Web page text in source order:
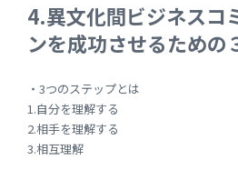
4.異文化間ビジネスコ
ンを成功させるための
・3つのステップとは
1.自分を理解する
2.相手を理解する
3.相互理解